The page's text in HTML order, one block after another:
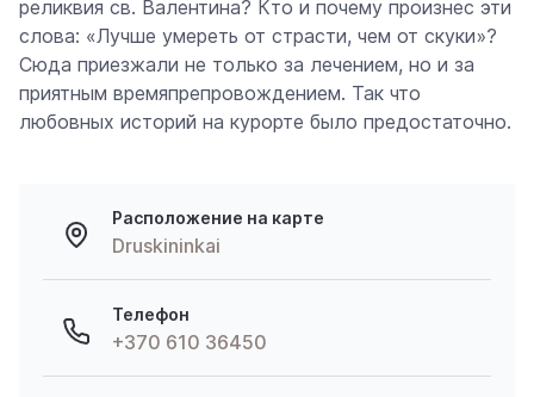
реликвия св. Валентина? Кто и почему произнес эти
слова: «Лучше умереть от страсти, чем от скуки»?
Сюда приезжали не только за лечением, но и за
приятным времяпрепровождением. Так что
любовных историй на курорте было предостаточно.
Расположение на карте
Druskininkai
Телефон
+370 610 36450